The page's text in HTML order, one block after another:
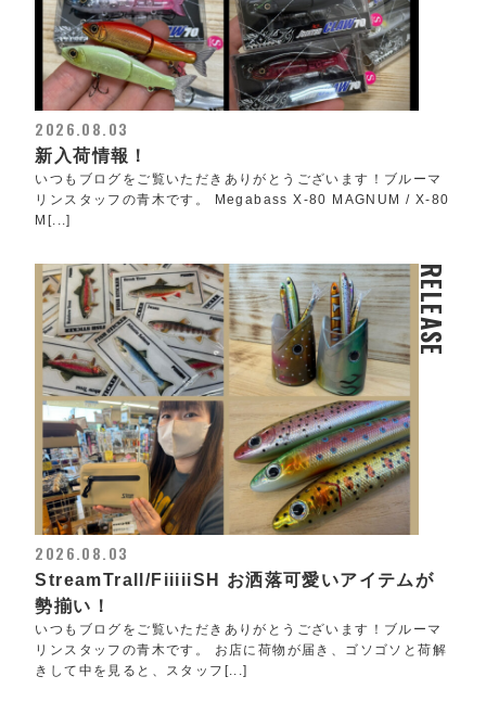
2026.08.03
新入荷情報！
いつもブログをご覧いただきありがとうございます！ブルーマ
リンスタッフの青木です。 Megabass X-80 MAGNUM / X-80
M[...]
RELEASE
2026.08.03
StreamTrall/FiiiiiSH お洒落可愛いアイテムが
勢揃い！
いつもブログをご覧いただきありがとうございます！ブルーマ
リンスタッフの青木です。 お店に荷物が届き、ゴソゴソと荷解
きして中を見ると、スタッフ[...]